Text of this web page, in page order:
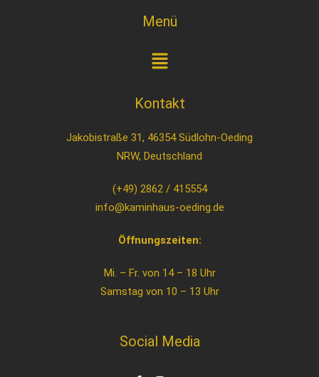
Menü
Kontakt
Jakobistraße 31, 46354 Südlohn-Oeding
NRW, Deutschland
(+49) 2862 / 415554
info@kaminhaus-oeding.de
Öffnungszeiten:
Mi. – Fr. von 14 – 18 Uhr
Samstag von 10 – 13 Uhr
Social Media